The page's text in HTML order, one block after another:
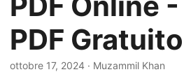
i
s
a
t
PDF Gratuito
ottobre 17, 2024 · Muzammil Khan